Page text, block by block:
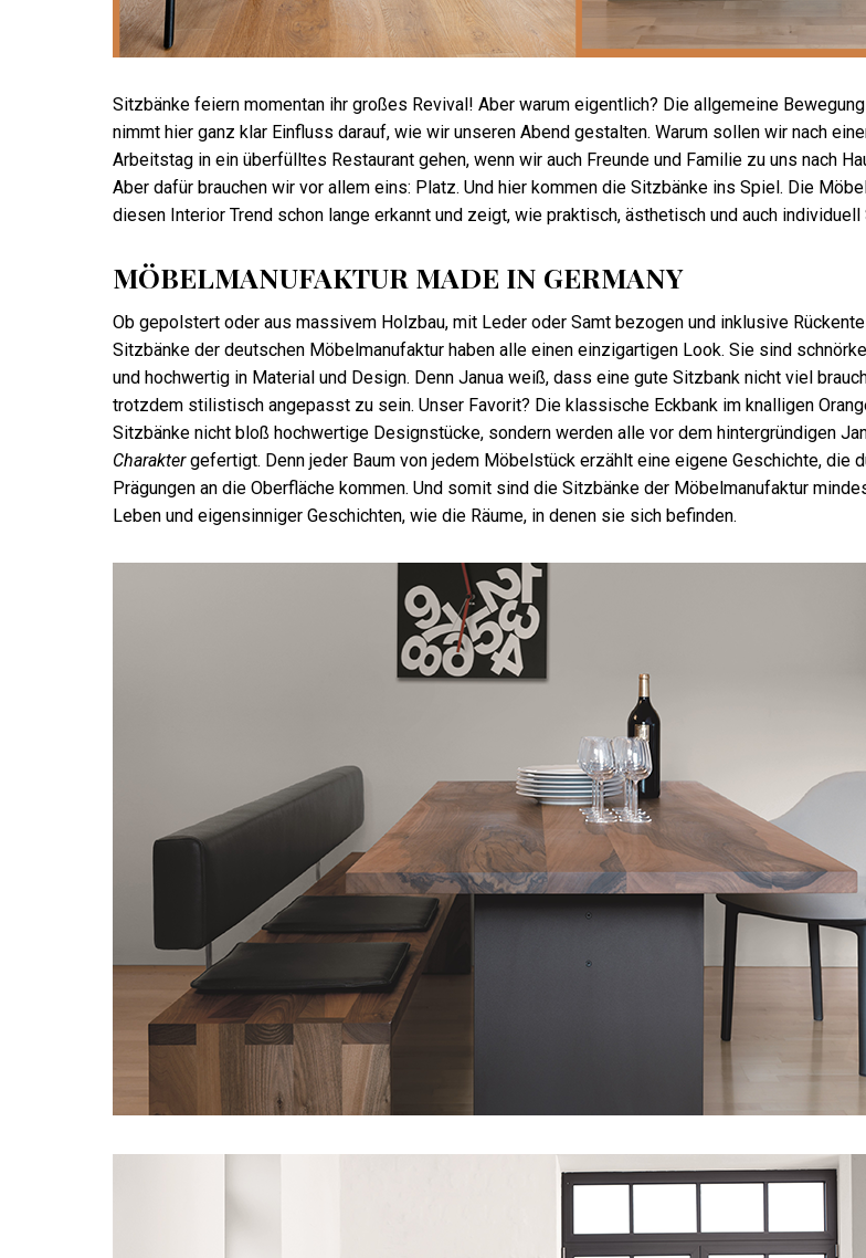
Sitzbänke feiern momentan ihr großes Revival! Aber warum eigentlich? Die allgemeine
nimmt hier ganz klar Einfluss darauf, wie wir unseren Abend gestalten. Warum sollen wir nach
Arbeitstag in ein überfülltes Restaurant gehen, wenn wir auch Freunde und Familie zu uns nach
Aber dafür brauchen wir vor allem eins: Platz. Und hier kommen die Sitzbänke ins Spiel. Die
diesen Interior Trend schon lange erkannt und zeigt, wie praktisch, ästhetisch und auch
MÖBELMANUFAKTUR MADE IN GERMANY
Ob gepolstert oder aus massivem Holzbau, mit Leder oder Samt bezogen und inklusive
Sitzbänke der deutschen Möbelmanufaktur haben alle einen einzigartigen Look. Sie sind
und hochwertig in Material und Design. Denn Janua weiß, dass eine gute Sitzbank nicht viel
trotzdem stilistisch angepasst zu sein. Unser Favorit? Die klassische Eckbank im knalligen
Sitzbänke nicht bloß hochwertige Designstücke, sondern werden alle vor dem hintergründigen
Charaktergefertigt. Denn jeder Baum von jedem Möbelstück erzählt eine eigene Geschichte, die
Prägungen an die Oberfläche kommen. Und somit sind die Sitzbänke der Möbelmanufaktur
Leben und eigensinniger Geschichten, wie die Räume, in denen sie sich befinden.